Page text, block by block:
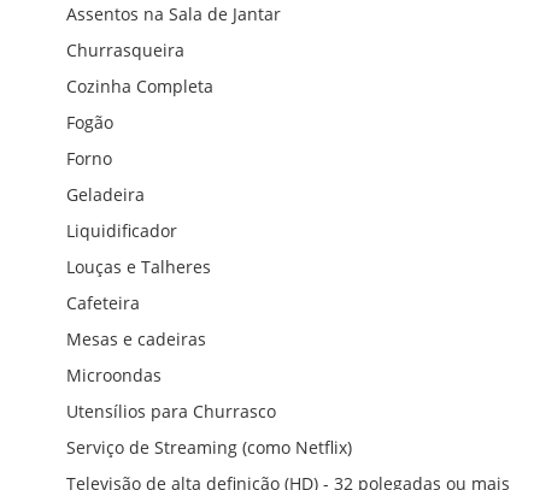
Assentos na Sala de Jantar
Churrasqueira
Cozinha Completa
Fogão
Forno
Geladeira
Liquidificador
Louças e Talheres
Cafeteira
Mesas e cadeiras
Microondas
Utensílios para Churrasco
Serviço de Streaming (como Netflix)
Televisão de alta definição (HD) - 32 polegadas ou mais